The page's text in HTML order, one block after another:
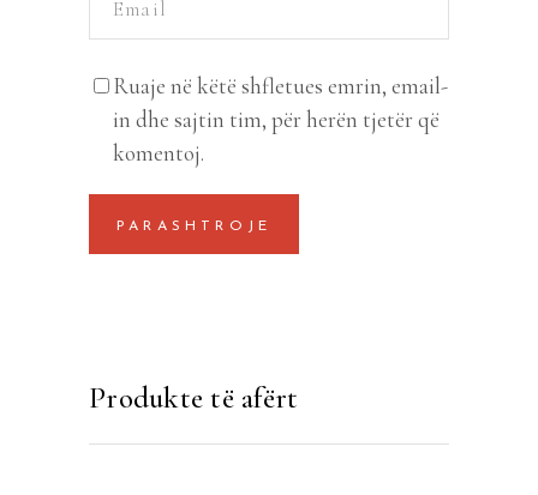
Ruaje në këtë shfletues emrin, email-
in dhe sajtin tim, për herën tjetër që
komentoj.
Produkte të afërt